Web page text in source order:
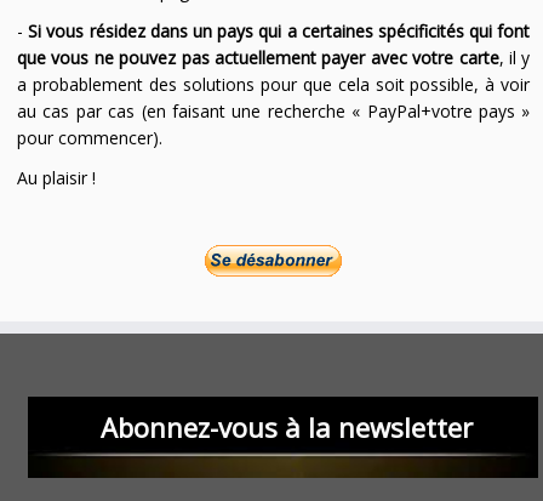
-Si vous résidez dans un pays qui a certaines spécificités qui font
que vous ne pouvez pas actuellement payer avec votre carte, il y
a probablement des solutions pour que cela soit possible, à voir
au cas par cas (en faisant une recherche « PayPal+votre pays »
pour commencer).
Au plaisir !
Abonnez-vous à la newsletter